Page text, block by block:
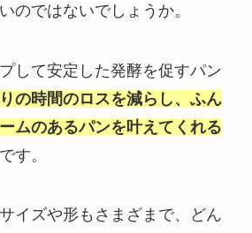
のではないでしょうか。
して安定した発酵を促すパン
の時間のロスを減らし、ふん
ムのあるパンを叶えてくれる
す。
イズや形もさまざまで、どん